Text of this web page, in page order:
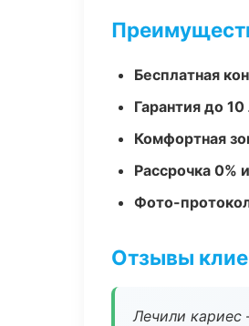
Бесплатная
Гарантия до
Комфортная
Рассрочка 0%
Фото-
Отзывы
Лечили кариес